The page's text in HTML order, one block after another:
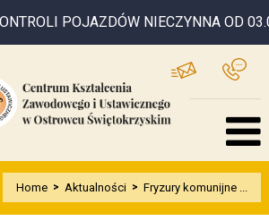
POJAZDÓW NIECZYNNA OD 03.08.26
Home > Aktualności > Fryzury komunijne ...